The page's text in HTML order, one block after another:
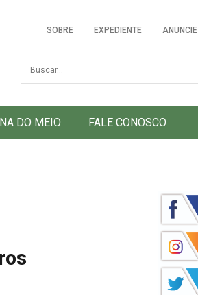
SOBRE EXPEDIENTE ANUNCIE
Busca
DO MEIO FALE CONOSCO